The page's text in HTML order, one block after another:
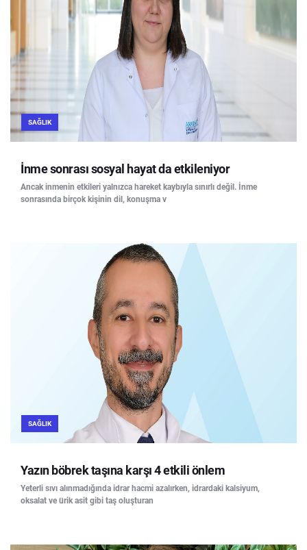
SAĞLIK
İnme sonrası sosyal hayat da etkileniyor
Ancak inmenin etkileri yalnızca hareket kaybıyla sınırlı değil. İnme
sonrasında birçok kişinin dil, konuşma v
SAĞLIK
Yazın böbrek taşına karşı 4 etkili önlem
Yeterli sıvı alınmadığında idrar hacmi azalırken, idrardaki kalsiyum,
oksalat ve ürik asit gibi taş oluşturan